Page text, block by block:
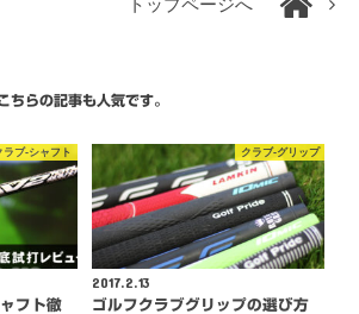
トップページへ
ちらの記事も人気です。
ラブ-シャフト
フト徹
クラブ-グリップ
2017.2.13
ゴルフクラブグリップの選び方